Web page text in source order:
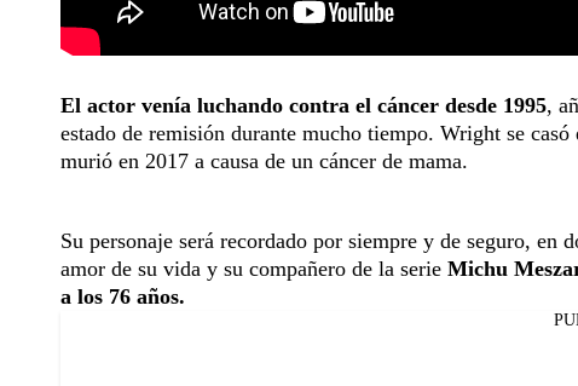
El actor venía luchando contra el cáncer desde 1995,
estado de remisión durante mucho tiempo. Wright se
murió en 2017 a causa de un cáncer de mama.
Su personaje será recordado por siempre y de seguro, en
amor de su vida y su compañero de la serie Michu
a los 76 años.